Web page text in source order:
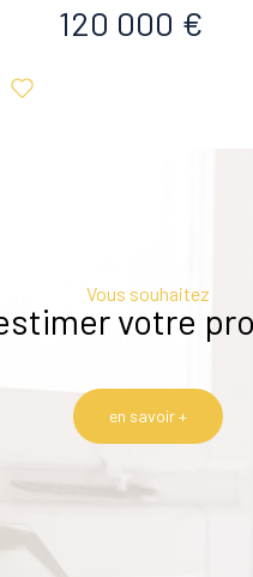
120 000 €
Vous souhaitez
votre
en savoir +